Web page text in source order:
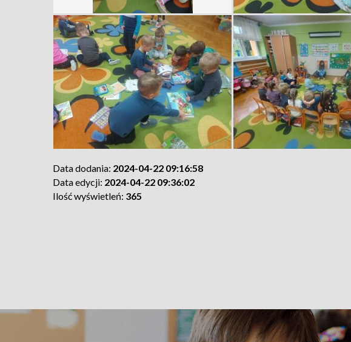
Data dodania: 2024-04-22 09:16:58
Data edycji: 2024-04-22 09:36:02
Ilość wyświetleń: 365